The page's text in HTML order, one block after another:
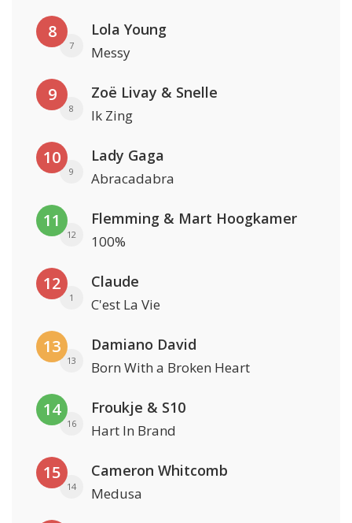
8
7
Lola Young
Messy
9
8
Zoë Livay & Snelle
Ik Zing
10
9
Lady Gaga
Abracadabra
11
12
Flemming & Mart Hoogkamer
100%
12
1
Claude
C'est La Vie
13
13
Damiano David
Born With a Broken Heart
14
16
Froukje & S10
Hart In Brand
15
14
Cameron Whitcomb
Medusa